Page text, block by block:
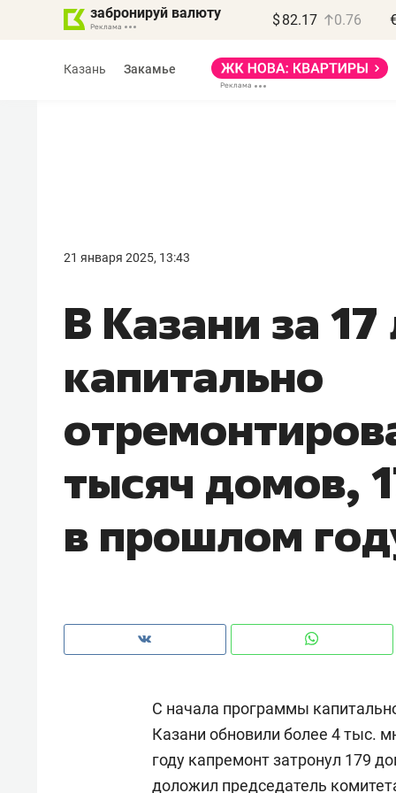
забронируй валюту $ 82.17 0.76
Казань Закамье
21 января 2025, 13:43
В Казани за 17
капитально
тысяч домов,
в прошлом
С начала программы
Казани обновили более 4 тыс.
году капремонт затронул 179
доложил председатель
Психотерапевт «Фороса»:
«Директорский невроз» –
когда человек не считает
Рекомендуем
Дизайнер-
Наседкина:
с мебелью за